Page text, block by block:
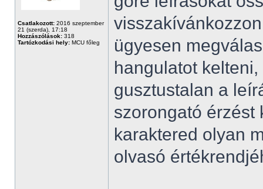
Csatlakozott: 2016 szeptember
21 (szerda), 17:18
Hozzászólások: 318
Tartózkodási hely: MCU főleg
ügyesen
hangulatot
gusztustalan a
szorongató érzést
karaktered olyan
olvasó